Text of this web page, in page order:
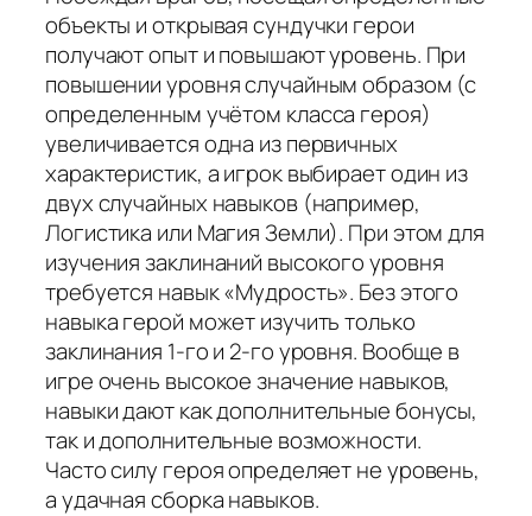
объекты и открывая сундучки герои
получают опыт и повышают уровень. При
повышении уровня случайным образом (с
определенным учётом класса героя)
увеличивается одна из первичных
характеристик, а игрок выбирает один из
двух случайных навыков (например,
Логистика или Магия Земли). При этом для
изучения заклинаний высокого уровня
требуется навык «Мудрость». Без этого
навыка герой может изучить только
заклинания 1-го и 2-го уровня. Вообще в
игре очень высокое значение навыков,
навыки дают как дополнительные бонусы,
так и дополнительные возможности.
Часто силу героя определяет не уровень,
а удачная сборка навыков.